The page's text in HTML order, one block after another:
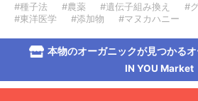
#種子法 #農薬 #遺伝子組み換え
#
#東洋医学
#添加物 #マヌカハニー
本物のオーガニックが見つかる
IN YOU Market